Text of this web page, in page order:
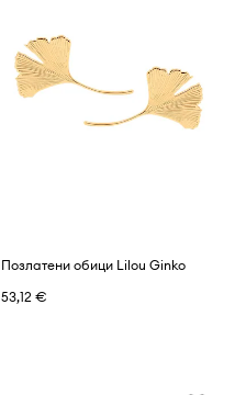
Позлатени обици Lilou Ginko
53,12 €